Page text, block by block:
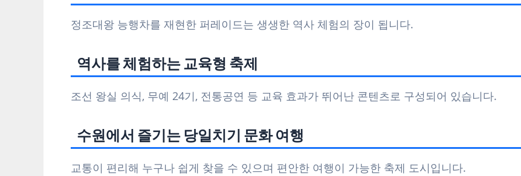
정조대왕 능행차를 재현한 퍼레이드는 생생한 역사 체험의 장이 됩니다.
역사를 체험하는 교육형 축제
조선 왕실 의식, 무예 24기, 전통공연 등 교육 효과가 뛰어난 콘텐츠로 구성되어 있습니다.
수원에서 즐기는 당일치기 문화 여행
교통이 편리해 누구나 쉽게 찾을 수 있으며 편안한 여행이 가능한 축제 도시입니다.